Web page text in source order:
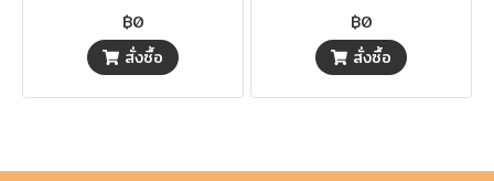
฿0
สั่งซื้อ
฿0
สั่งซื้อ